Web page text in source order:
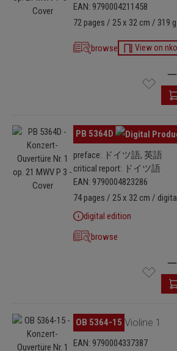
Vortragsbezeichnungen Christian Martin
unter den verfälschenden Schichten frei
EAN: 9790004211458
72 pages / 25 x 32 cm / 319
browse View on
Skip image gallery PB 5364D
preface: ドイツ語, 英語
critical report: ドイツ語
EAN: 9790004823286
74 pages / 25 x 32 cm /
digital edition
browse
Skip image gallery OB 5364-15 Violine 1
EAN: 9790004337387